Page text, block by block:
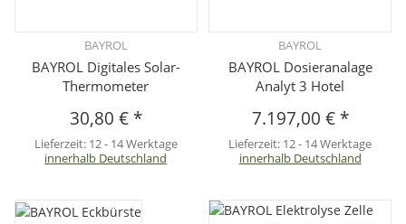
BAYROL
BAYROL Digitales Solar-
Thermometer
30,80 € *
Lieferzeit: 12 - 14 Werktage
innerhalb Deutschland
BAYROL
BAYROL Dosieranalage
Analyt 3 Hotel
7.197,00 € *
Lieferzeit: 12 - 14 Werktage
innerhalb Deutschland